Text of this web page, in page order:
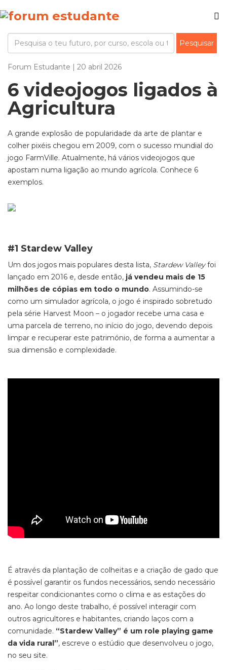
Forum Estudante | 20 abril 2026
6 videojogos ligados à
Agricultura
A grande explosão de popularidade da arte de plantar e
colher pixéis chegou em 2009, com o sucesso mundial do
jogo FarmVille. Atualmente, há vários videojogos que
apostam numa ligação ao mundo agrícola. Conhece 6
exemplos.
#1 Stardew Valley
Um dos jogos mais populares desta lista, Stardew Valleyfoi
lançado em 2016 e, desde então, já vendeu mais de 15
milhões de cópias em todo o mundo. Assumindo-se
como um simulador agrícola, o jogo é inspirado sobretudo
pela série Harvest Moon – o jogador recebe uma casa e
uma parcela de terreno, no início do jogo, devendo depois
limpar e recuperar este património, de forma a aumentar a
sua dimensão e complexidade.
É através da plantação de colheitas e a criação de gado que
é possível garantir os fundos necessários, sendo necessário
respeitar condicionantes como o clima e as estações do
ano. Ao longo deste trabalho, é possível interagir com
outros agricultores e habitantes, criando laços com a
comunidade. “Stardew Valley” é um role playing game
da vida rural”, escreve o estúdio que desenvolveu o jogo,
no seu site.